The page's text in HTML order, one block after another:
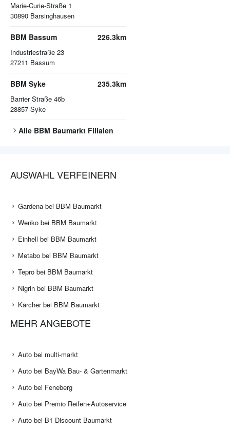
Marie-Curie-Straße 1
30890 Barsinghausen
BBM Bassum
Industriestraße 23
27211 Bassum
226.3km
BBM Syke
Barrier Straße 46b
28857 Syke
235.3km
Alle BBM Baumarkt Filialen
AUSWAHL VERFEINERN
Gardena bei BBM Baumarkt
Wenko bei BBM Baumarkt
Einhell bei BBM Baumarkt
Metabo bei BBM Baumarkt
Tepro bei BBM Baumarkt
Nigrin bei BBM Baumarkt
Kärcher bei BBM Baumarkt
MEHR ANGEBOTE
Auto bei multi-markt
Auto bei BayWa Bau- & Gartenmarkt
Auto bei Feneberg
Auto bei Premio Reifen+Autoservice
Auto bei B1 Discount Baumarkt